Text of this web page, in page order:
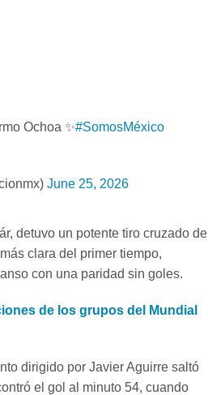
Ochoa ✨#SomosMéxico
June 25, 2026
detuvo un potente tiro cruzado de
clara del primer tiempo,
con una paridad sin goles.
de los grupos del Mundial
dirigido por Javier Aguirre saltó
el gol al minuto 54, cuando